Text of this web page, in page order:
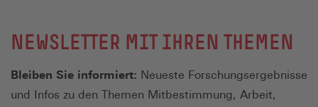
NEWSLETTER MIT IHREN THEMEN
Bleiben Sie informiert: Neueste Forschungsergebnisse
und Infos zu den Themen Mitbestimmung, Arbeit,